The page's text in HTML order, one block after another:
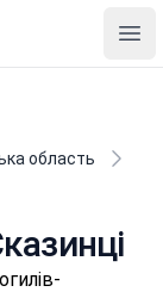
область